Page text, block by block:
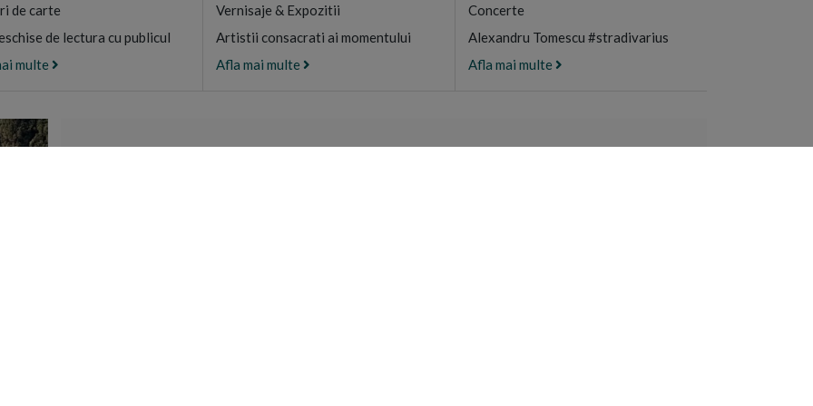
de carte
de lectura cu publicul
multe
Vernisaje & Expozitii
Artistii consacrati ai momentului
Afla mai multe
Concerte
Alexandru Tomescu #stradivarius
Afla mai multe
CAMARA SFANTULUI MUNTE